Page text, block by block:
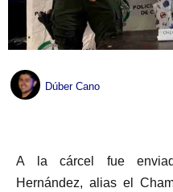
Dúber Cano
A la cárcel fue
Hernández, alias el